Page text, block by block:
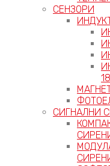
СЕНЗОРИ
СИГНАЛНИ